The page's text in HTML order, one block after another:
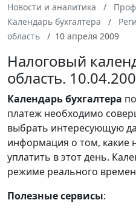
Новости и аналитика
Календарь бухгалтера
область
10 апреля 2009
Налоговый
область.
Календарьбухгалтера
платеж необходимо
выбрать интересующую
информация о том, какие
уплатить в этот день.
режиме реального
Полезные сервисы: